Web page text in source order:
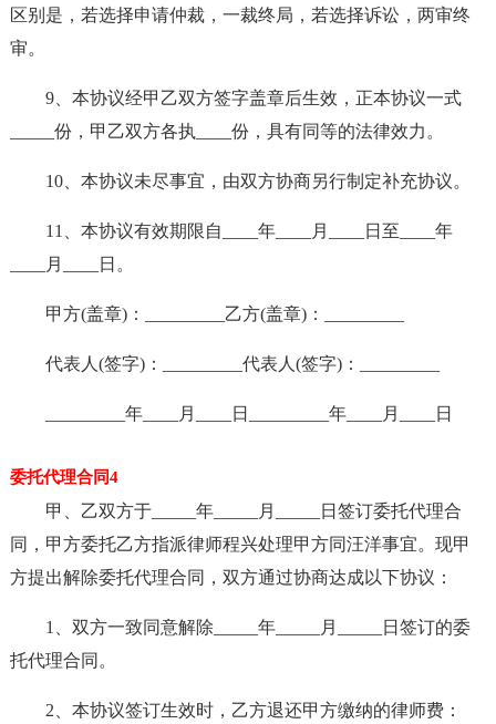
区别是，若选择申请仲裁，一裁终局，若选择诉讼，两审终
审。
9、本协议经甲乙双方签字盖章后生效，正本协议一式
_____份，甲乙双方各执____份，具有同等的法律效力。
10、本协议未尽事宜，由双方协商另行制定补充协议。
11、本协议有效期限自____年____月____日至____年
____月____日。
甲方(盖章)：_________乙方(盖章)：_________
代表人(签字)：_________代表人(签字)：_________
_________年____月____日_________年____月____日
委托代理合同4
甲、乙双方于_____年_____月_____日签订委托代理合
同，甲方委托乙方指派律师程兴处理甲方同汪洋事宜。现甲
方提出解除委托代理合同，双方通过协商达成以下协议：
1、双方一致同意解除_____年_____月_____日签订的委
托代理合同。
2、本协议签订生效时，乙方退还甲方缴纳的律师费：